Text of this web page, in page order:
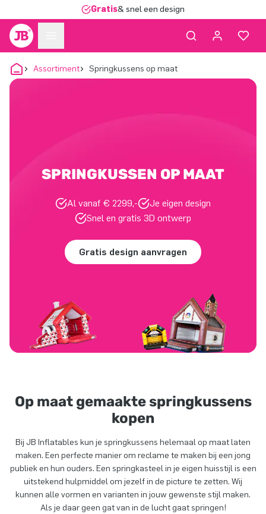
Gratis& snel een design
Assortiment Springkussens op maat
SPRINGKUSSEN OP MAAT
Al vanaf € 2299,-
Je eigen design
Snel en gratis 3D ontwerp
Gratis design aanvragen
Op maat gemaakte springkussens
kopen
Bij JB Inflatables kun je springkussens helemaal op maat laten
maken. Een perfecte manier om reclame te maken bij een jong
publiek en hun ouders. Een springkasteel in je eigen huisstijl is een
uitstekend hulpmiddel om jezelf in de picture te zetten. Wij
kunnen alle vormen en varianten in jouw gewenste stijl maken.
Als je daar geen gat van in de lucht gaat springen!